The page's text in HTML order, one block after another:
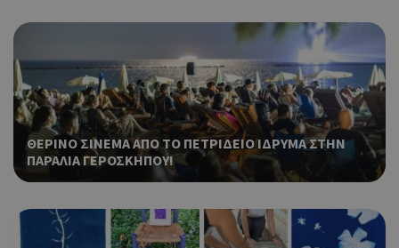
ΘΕΡΙΝΟ ΣΙΝΕΜΑ ΑΠΟ ΤΟ ΠΕΤΡΙΔΕΙΟ ΙΔΡΥΜΑ ΣΤΗΝ
ΠΑΡΑΛΙΑ ΓΕΡΟΣΚΗΠΟΥ!